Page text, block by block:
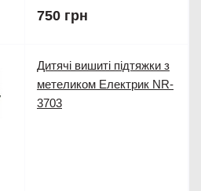
750 грн
Дитячі вишиті підтяжки з
метеликом Електрик NR-
3703